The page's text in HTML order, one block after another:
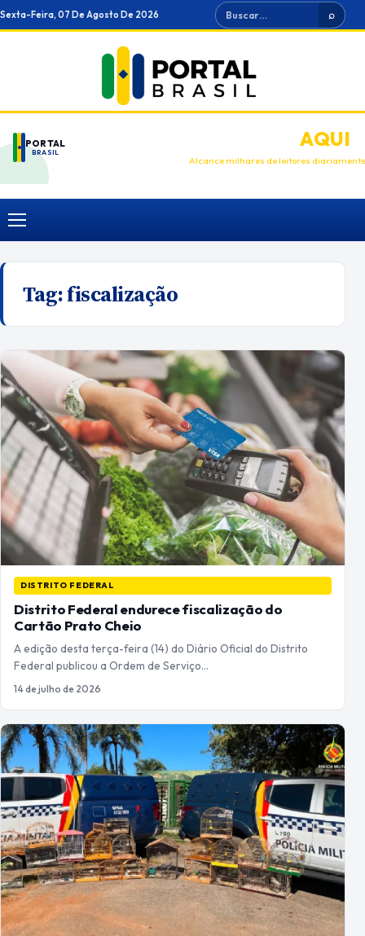
Ir
para
Sexta-Feira, 07 De Agosto De 2026 Buscar ⌕
PORTAL
BRASIL
ANUNCIEAQUI
Alcance milhares de leitores diariamente
Menu
Tag:fiscalização
DISTRITO FEDERAL
Distrito Federal endurece fiscalização do
Cartão Prato Cheio
A edição desta terça-feira (14) do Diário Oficial do Distrito
Federal publicou a Ordem de Serviço…
14 de julho de 2026